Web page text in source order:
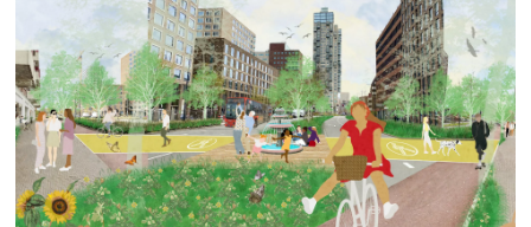
voor het ministerie van Binnenlandse Zaken
praktische ‘schijf van vijf’ met mobiliteitsingrepen,
uiteenlopende stedelijke omgevingen. Ik ben ook
onderzoeksproject ELEVATE. Daarin combineren we
smartphone-sensing, GPS-tracking, street-level
participatief onderzoek met bewoners om te
inrichting van de openbare ruimte mensen wel of niet